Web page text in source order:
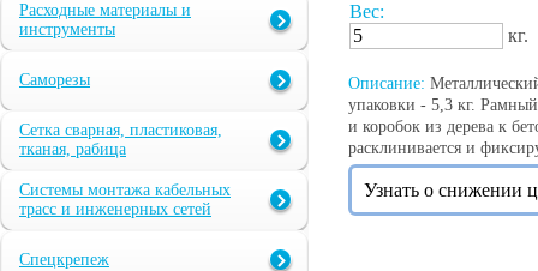
Расходные материалы и
инструменты
Саморезы
Сетка сварная, пластиковая,
тканая, рабица
Системы монтажа кабельных
трасс и инженерных сетей
Спецкрепеж
Вес:
кг.
Описание:
упаковки - 5,3 кг.
и коробок из дерева к
расклинивается и
Узнать о снижении